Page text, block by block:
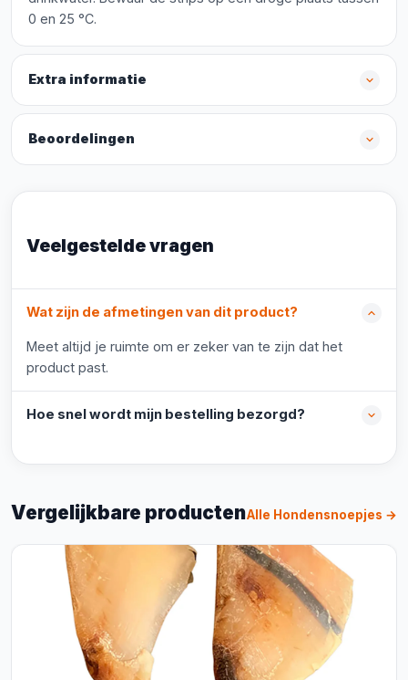
0 en 25 °C.
Extra informatie
Beoordelingen
Veelgestelde vragen
Wat zijn de afmetingen van dit product?
Meet altijd je ruimte om er zeker van te zijn dat het
product past.
Hoe snel wordt mijn bestelling bezorgd?
Vergelijkbare productenAlle Hondensnoepjes →